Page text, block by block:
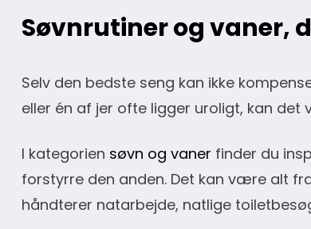
Søvnrutiner og vaner,
Selv den bedste seng kan ikke
eller én af jer ofte ligger uroligt, kan
I kategorien søvn og vaner finder du
forstyrre den anden. Det kan være alt
håndterer natarbejde, natlige